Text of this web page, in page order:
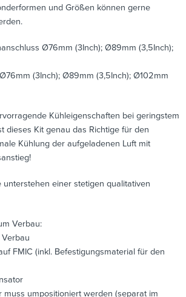
und Größen können gerne
Ø76mm (3Inch); Ø89mm (3,5Inch);
(3Inch); Ø89mm (3,5Inch); Ø102mm
Kühleigenschaften bei geringstem
dieses Kit genau das Richtige für den
Kühlung der aufgeladenen Luft mit
einer stetigen qualitativen
Verbau:
FMIC (inkl. Befestigungsmaterial für den
muss umpositioniert werden (separat im